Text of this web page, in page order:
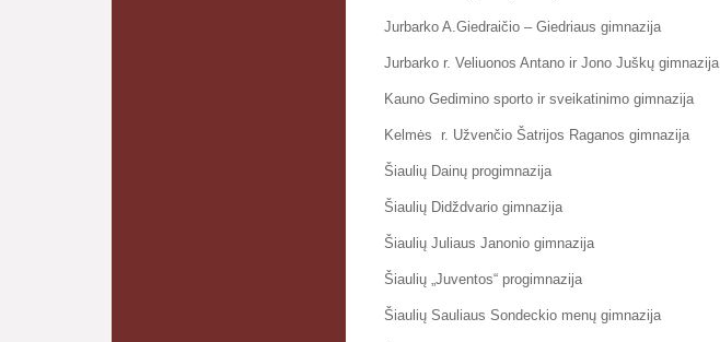
Jurbarko A.Giedraičio – Giedriaus gimnazija
Jurbarko r. Veliuonos Antano ir Jono Juškų gimnazija
Kauno Gedimino sporto ir sveikatinimo gimnazija
Kelmės r. Užvenčio Šatrijos Raganos gimnazija
Šiaulių Dainų progimnazija
Šiaulių Didždvario gimnazija
Šiaulių Juliaus Janonio gimnazija
Šiaulių „Juventos“ progimnazija
Šiaulių Sauliaus Sondeckio menų gimnazija